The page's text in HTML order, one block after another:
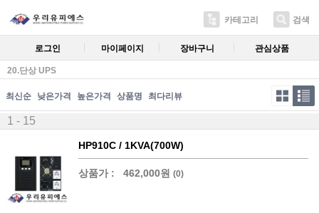
카테고리 검색
로그인 마이페이지 장바구니 관심상품
20.단상 UPS
최신순 낮은가격 높은가격 상품명 최다리뷰
1 - 15
HP910C / 1KVA(700W)
상품가 : 462,000원 (0)